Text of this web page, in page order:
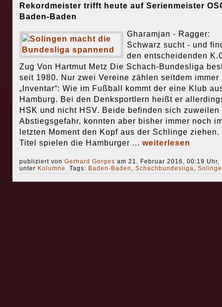
Rekordmeister trifft heute auf Serienmeister
Baden-Baden
Gharamjan - Ragger:
Schwarz sucht - und
den entscheidenden
Zug Von Hartmut Metz Die Schach-Bundesliga
seit 1980. Nur zwei Vereine zählen seitdem immer
„Inventar“: Wie im Fußball kommt der eine Klub
Hamburg. Bei den Denksportlern heißt er
HSK und nicht HSV. Beide befinden sich zuweilen
Abstiegsgefahr, konnten aber bisher immer noch
letzten Moment den Kopf aus der Schlinge ziehen.
Titel spielen die Hamburger ... weiterlesen
publiziert von Gerhard Gorges am 21. Februar 2016, 00:19 Uhr,
unter Kolumne Tags: Baden-Baden , Schachbundesliga,